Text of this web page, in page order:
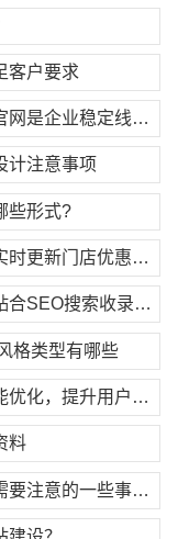
客户要求
企业建站长期价值解析，官网是企业稳定线上资产
计注意事项
些形式?
本地商家官网活动更新，实时更新门店优惠活动
企业官网栏目名称优化，贴合SEO搜索收录规则
格类型有哪些
企业官网快速返回顶部功能优化，提升用户操作体验
料
详细讲解做新站网站优化需要注意的一些事项！